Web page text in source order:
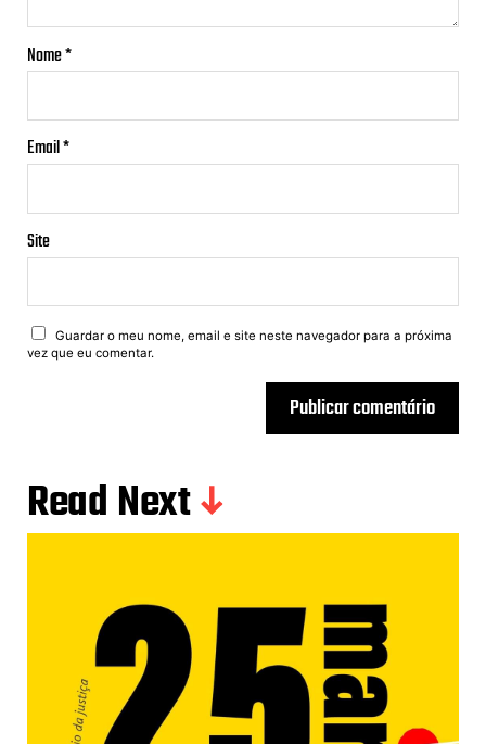
Nome*
Email*
Site
Guardar o meu nome, email e site neste navegador para a próxima
vez que eu comentar.
Read Next